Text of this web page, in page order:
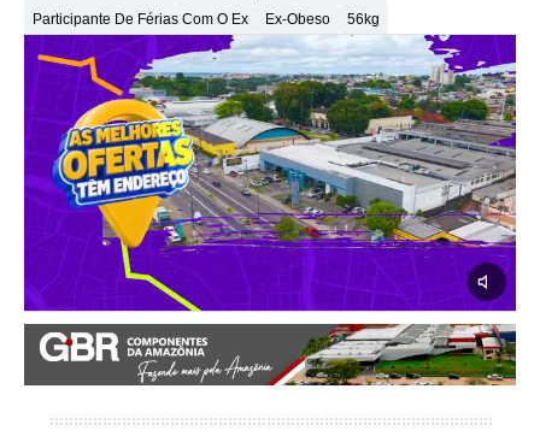
Participante De Férias Com O Ex
Ex-Obeso 56kg